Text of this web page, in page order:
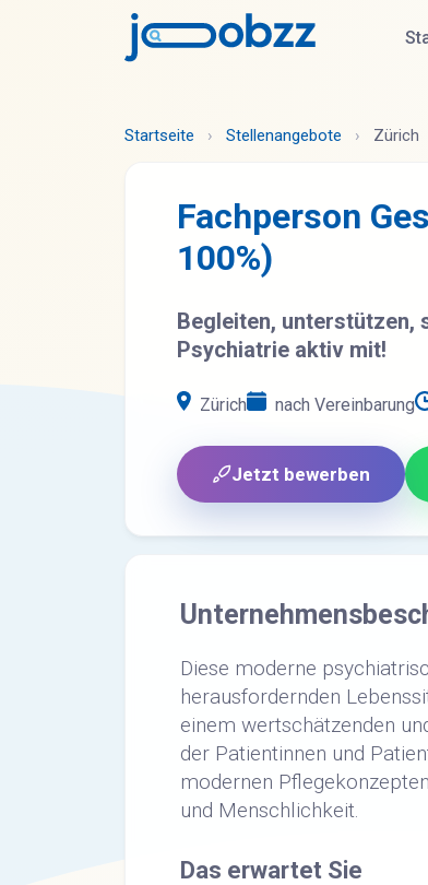
Startseite › Stellenangebote › Zürich
Fachperson
100%)
Begleiten, unterstützen,
Psychiatrie aktiv mit!
Zürich nach Vereinbarung
Jetzt bewerben
Diese moderne
herausfordernden
einem wertschätzenden
der Patientinnen und
modernen
und Menschlichkeit.
Das erwartet Sie